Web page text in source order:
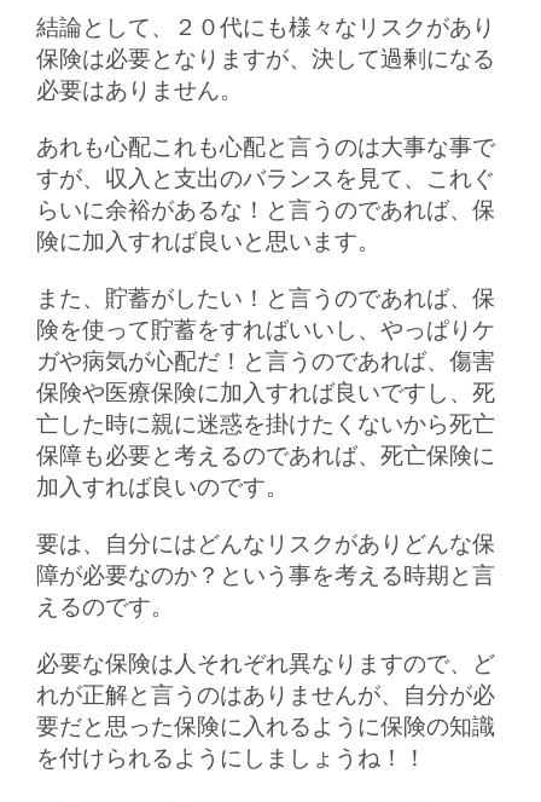
結論として、２０代にも様々なリスクがあり
保険は必要となりますが、決して過剰になる
必要はありません。
あれも心配これも心配と言うのは大事な事で
すが、収入と支出のバランスを見て、これぐ
らいに余裕があるな！と言うのであれば、保
険に加入すれば良いと思います。
また、貯蓄がしたい！と言うのであれば、保
険を使って貯蓄をすればいいし、やっぱりケ
ガや病気が心配だ！と言うのであれば、傷害
保険や医療保険に加入すれば良いですし、死
亡した時に親に迷惑を掛けたくないから死亡
保障も必要と考えるのであれば、死亡保険に
加入すれば良いのです。
要は、自分にはどんなリスクがありどんな保
障が必要なのか？という事を考える時期と言
えるのです。
必要な保険は人それぞれ異なりますので、ど
れが正解と言うのはありませんが、自分が必
要だと思った保険に入れるように保険の知識
を付けられるようにしましょうね！！